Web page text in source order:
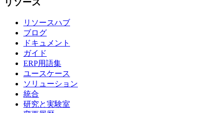
リソース
リソースハブ
ブログ
ドキュメント
ガイド
ERP用語集
ユースケース
ソリューション
統合
研究と実験室